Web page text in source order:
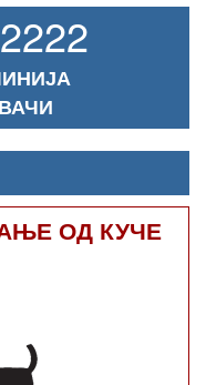
ОД КУЧЕ